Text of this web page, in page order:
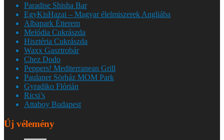
Paradise Shisha Bar
EgyKisHazai – Magyar élelmiszerek Angliába
Albapark Étterem
Melódia Cukrászda
Hisztéria Cukrászda
Waxx Gasztrobár
Chez Dodo
Peppers! Mediterranean Grill
Paulaner Sörház MOM Park
Gyradiko Flórián
Ricsi’s
Attaboy Budapest
Új vélemény